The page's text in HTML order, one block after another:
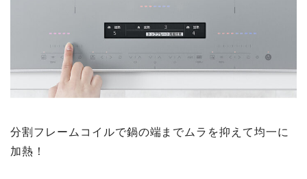
分割フレームコイルで鍋の端までムラを抑えて均一に
加熱！